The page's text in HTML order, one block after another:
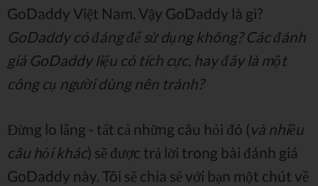
GoDaddy Việt Nam. Vậy GoDaddy là gì?
GoDaddy có đáng để sử dụng không? Các đánh
giá GoDaddy liệu có tích cực, hay đây là một
công cụ người dùng nên tránh?
Đừng lo lắng - tất cả những câu hỏi đó (và nhiều
câu hỏi khác) sẽ được trả lời trong bài đánh giá
GoDaddy này. Tôi sẽ chia sẻ với bạn một chút về